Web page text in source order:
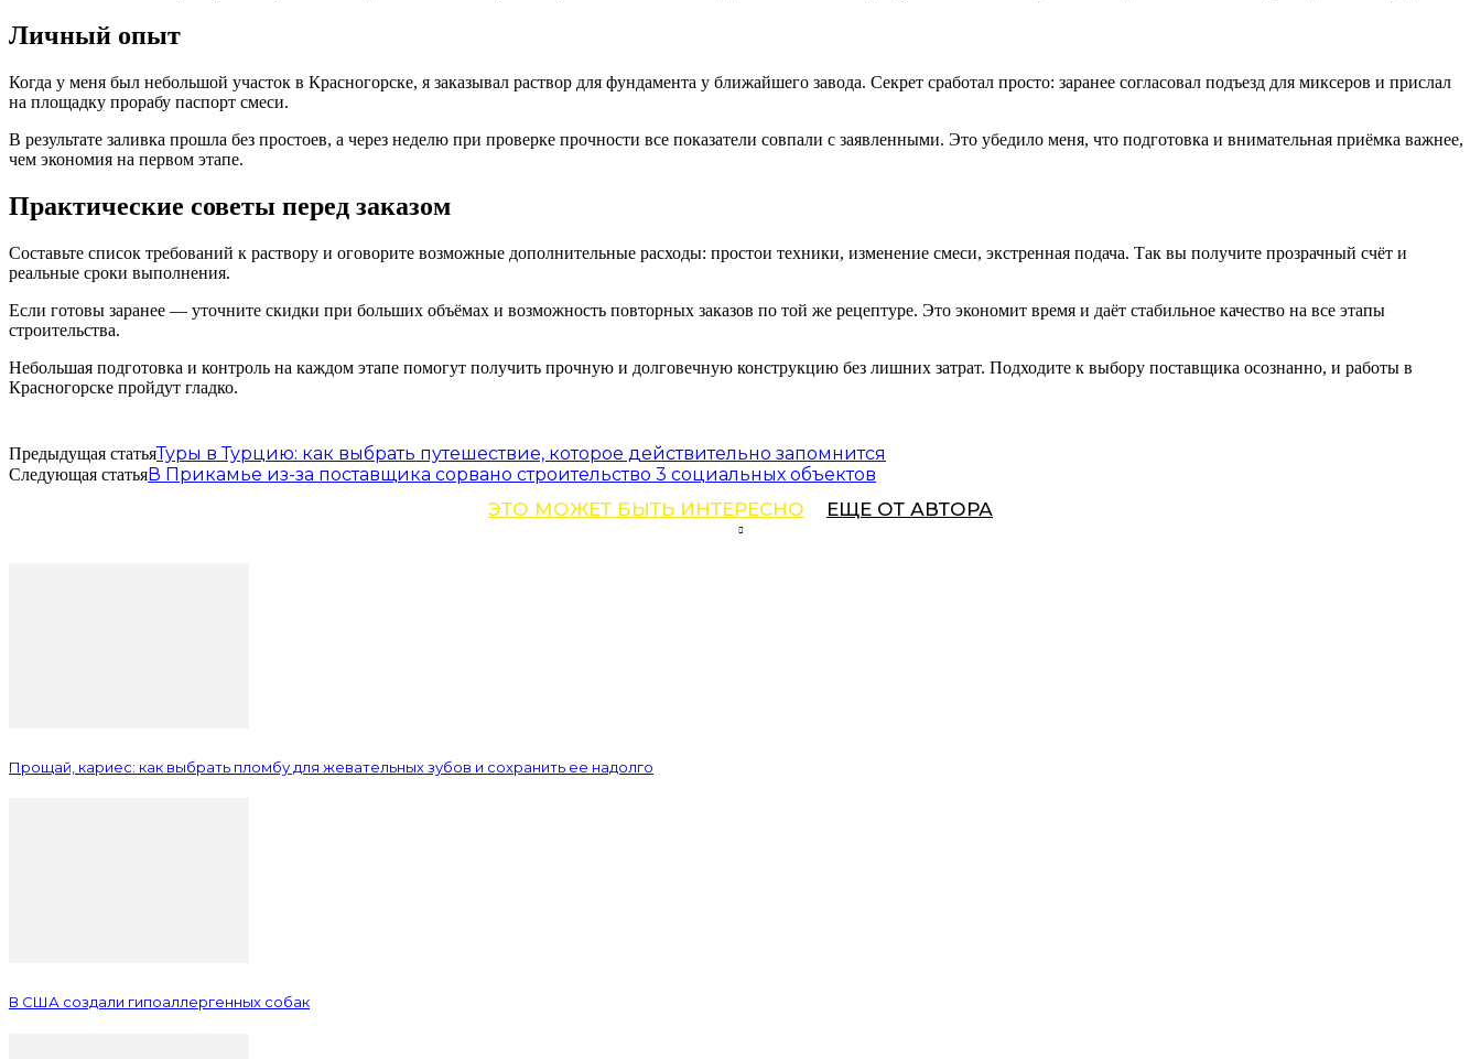
Личный опыт
Когда у меня был небольшой участок в Красногорске, я заказывал раствор для фундамента у ближайшего завода. Секрет сработал просто: заранее согласовал подъезд для миксеров и прислал
на площадку прорабу паспорт смеси.
В результате заливка прошла без простоев, а через неделю при проверке прочности все показатели совпали с заявленными. Это убедило меня, что подготовка и внимательная приёмка важнее,
чем экономия на первом этапе.
Практические советы перед заказом
Составьте список требований к раствору и оговорите возможные дополнительные расходы: простои техники, изменение смеси, экстренная подача. Так вы получите прозрачный счёт и
реальные сроки выполнения.
Если готовы заранее — уточните скидки при больших объёмах и возможность повторных заказов по той же рецептуре. Это экономит время и даёт стабильное качество на все этапы
строительства.
Небольшая подготовка и контроль на каждом этапе помогут получить прочную и долговечную конструкцию без лишних затрат. Подходите к выбору поставщика осознанно, и работы в
Красногорске пройдут гладко.
Предыдущая статьяТуры в Турцию: как выбрать путешествие, которое действительно запомнится
Следующая статьяВ Прикамье из-за поставщика сорвано строительство 3 социальных объектов
ЭТО МОЖЕТ БЫТЬ ИНТЕРЕСНО ЕЩЕ ОТ АВТОРА
Прощай, кариес: как выбрать пломбу для жевательных зубов и сохранить ее надолго
В США создали гипоаллергенных собак